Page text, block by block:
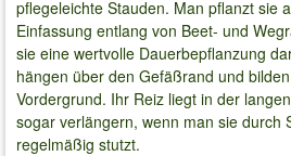
pflegeleichte Stauden. Man pflanzt sie
Einfassung entlang von Beet- und
sie eine wertvolle Dauerbepflanzung
hängen über den Gefäßrand und
Vordergrund. Ihr Reiz liegt in der
sogar verlängern, wenn man sie durch
regelmäßig stutzt.